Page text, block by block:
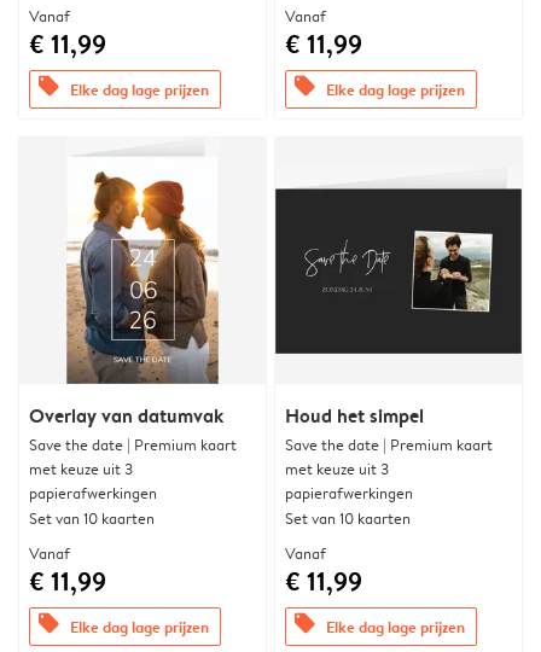
Vanaf
€ 11,99
offers Elke dag lage prijzen
Vanaf
€ 11,99
offers Elke dag lage prijzen
Overlay van datumvak
Save the date | Premium kaart
met keuze uit 3
papierafwerkingen
Set van 10 kaarten
Vanaf
€ 11,99
offers Elke dag lage prijzen
Houd het simpel
Save the date | Premium kaart
met keuze uit 3
papierafwerkingen
Set van 10 kaarten
Vanaf
€ 11,99
offers Elke dag lage prijzen